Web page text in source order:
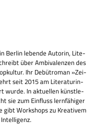
Ber­lin lebende Autorin, Lite­
über Ambi­va­len­zen des
Ihr Debüt­ro­man »Zei­
seit 2015 am Lite­ra­tur­in­
wurde. In aktu­el­len künst­le­
sie zum Ein­fluss lern­fä­hi­ger
gibt Work­shops zu Krea­ti­vem